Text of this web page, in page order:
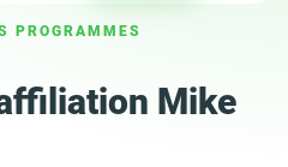
PROGRAMMES
Mike